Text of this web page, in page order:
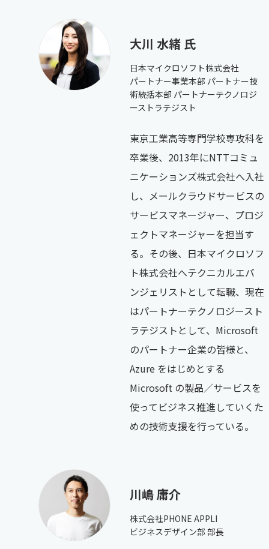
大川 水緒 氏
日本マイクロソフト株式会社
パートナー事業本部 パートナー技
術統括本部 パートナーテクノロジ
ーストラテジスト
東京工業高等専門学校専攻科を
卒業後、2013年にNTTコミュ
ニケーションズ株式会社へ入社
し、メールクラウドサービスの
サービスマネージャー、プロジ
ェクトマネージャーを担当す
る。その後、日本マイクロソフ
ト株式会社へテクニカルエバ
ンジェリストとして転職、現在
はパートナーテクノロジースト
ラテジストとして、Microsoft
のパートナー企業の皆様と、
Azure をはじめとする
Microsoft の製品／サービスを
使ってビジネス推進していくた
めの技術支援を行っている。
川嶋 庸介
株式会社PHONE APPLI
ビジネスデザイン部 部長